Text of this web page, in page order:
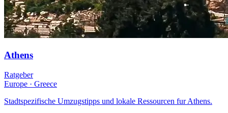
Athens
Ratgeber
Europe · Greece
Stadtspezifische Umzugstipps und lokale Ressourcen fur Athens.